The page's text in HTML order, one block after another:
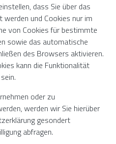
dass Sie über das
und Cookies nur im
von Cookies für bestimmte
sowie das automatische
des Browsers aktivieren.
kann die Funktionalität
oder zu
werden wir Sie hierüber
gesondert
abfragen.